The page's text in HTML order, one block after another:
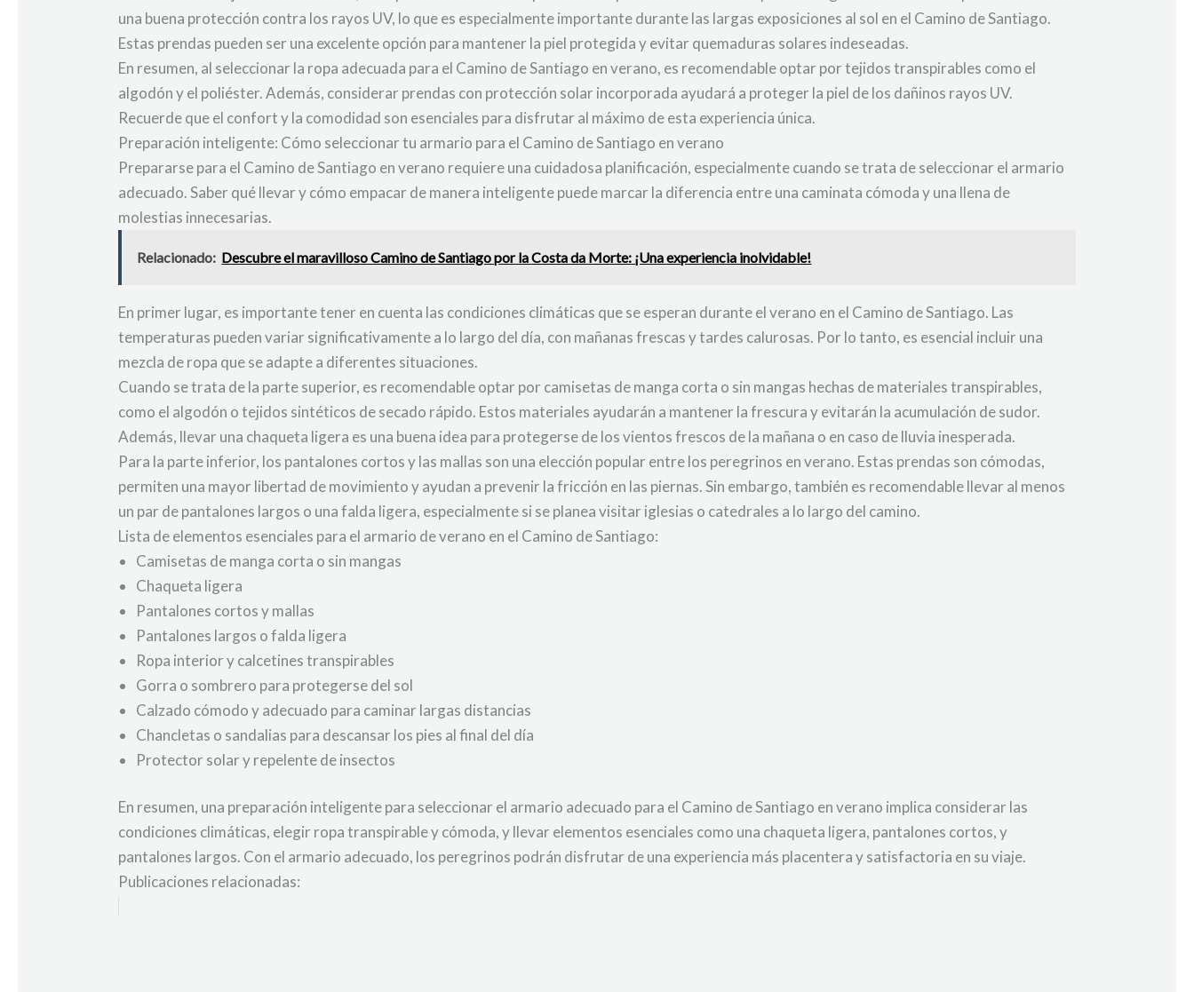
una buena protección contra los rayos UV, lo que es especialmente importante durante las largas exposiciones al sol en el Camino de Santiago.
Estas prendas pueden ser una excelente opción para mantener la piel protegida y evitar quemaduras solares indeseadas.
En resumen, al seleccionar la ropa adecuada para el Camino de Santiago en verano, es recomendable optar por tejidos transpirables como el
algodón y el poliéster. Además, considerar prendas con protección solar incorporada ayudará a proteger la piel de los dañinos rayos UV.
Recuerde que el confort y la comodidad son esenciales para disfrutar al máximo de esta experiencia única.
Preparación inteligente: Cómo seleccionar tu armario para el Camino de Santiago en verano
Prepararse para el Camino de Santiago en verano requiere una cuidadosa planificación, especialmente cuando se trata de seleccionar el armario
adecuado. Saber qué llevar y cómo empacar de manera inteligente puede marcar la diferencia entre una caminata cómoda y una llena de
molestias innecesarias.
Relacionado: Descubre el maravilloso Camino de Santiago por la Costa da Morte: ¡Una experiencia inolvidable!
En primer lugar, es importante tener en cuenta las condiciones climáticas que se esperan durante el verano en el Camino de Santiago. Las
temperaturas pueden variar significativamente a lo largo del día, con mañanas frescas y tardes calurosas. Por lo tanto, es esencial incluir una
mezcla de ropa que se adapte a diferentes situaciones.
Cuando se trata de la parte superior, es recomendable optar por camisetas de manga corta o sin mangas hechas de materiales transpirables,
como el algodón o tejidos sintéticos de secado rápido. Estos materiales ayudarán a mantener la frescura y evitarán la acumulación de sudor.
Además, llevar una chaqueta ligera es una buena idea para protegerse de los vientos frescos de la mañana o en caso de lluvia inesperada.
Para la parte inferior, los pantalones cortos y las mallas son una elección popular entre los peregrinos en verano. Estas prendas son cómodas,
permiten una mayor libertad de movimiento y ayudan a prevenir la fricción en las piernas. Sin embargo, también es recomendable llevar al menos
un par de pantalones largos o una falda ligera, especialmente si se planea visitar iglesias o catedrales a lo largo del camino.
Lista de elementos esenciales para el armario de verano en el Camino de Santiago:
Camisetas de manga corta o sin mangas
Chaqueta ligera
Pantalones cortos y mallas
Pantalones largos o falda ligera
Ropa interior y calcetines transpirables
Gorra o sombrero para protegerse del sol
Calzado cómodo y adecuado para caminar largas distancias
Chancletas o sandalias para descansar los pies al final del día
Protector solar y repelente de insectos
En resumen, una preparación inteligente para seleccionar el armario adecuado para el Camino de Santiago en verano implica considerar las
condiciones climáticas, elegir ropa transpirable y cómoda, y llevar elementos esenciales como una chaqueta ligera, pantalones cortos, y
pantalones largos. Con el armario adecuado, los peregrinos podrán disfrutar de una experiencia más placentera y satisfactoria en su viaje.
Publicaciones relacionadas: